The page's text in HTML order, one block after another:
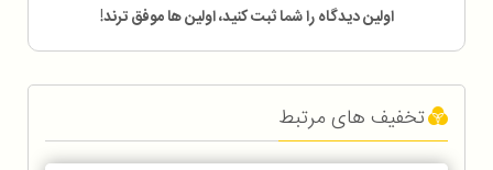
اولین دیدگاه را شما ثبت کنید، اولین ها موفق ترند!
تخفیف های مرتبط